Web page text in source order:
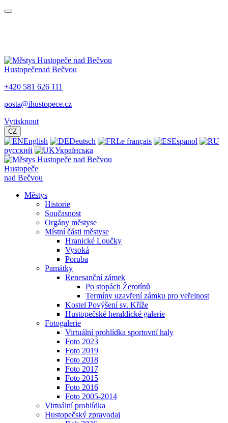
Hustopečenad Bečvou
+420 581 626 111
posta@ihustopece.cz
Vytisknout
CZ
English Deutsch Le français
Espanol
русский
Українська
Hustopeče
nad Bečvou
Městys
Historie
Současnost
Orgány městyse
Místní části městyse
Hranické Loučky
Vysoká
Poruba
Památky
Renesanční zámek
Po stopách Žerotínů
Termíny uzavření zámku pro veřejnost
Kostel Povýšení sv. Kříže
Hustopečské heraldické galerie
Fotogalerie
Virtuální prohlídka sportovní haly
Foto 2023
Foto 2019
Foto 2018
Foto 2017
Foto 2015
Foto 2016
Foto 2005-2014
Virtuální prohlídka
Hustopečský zpravodaj